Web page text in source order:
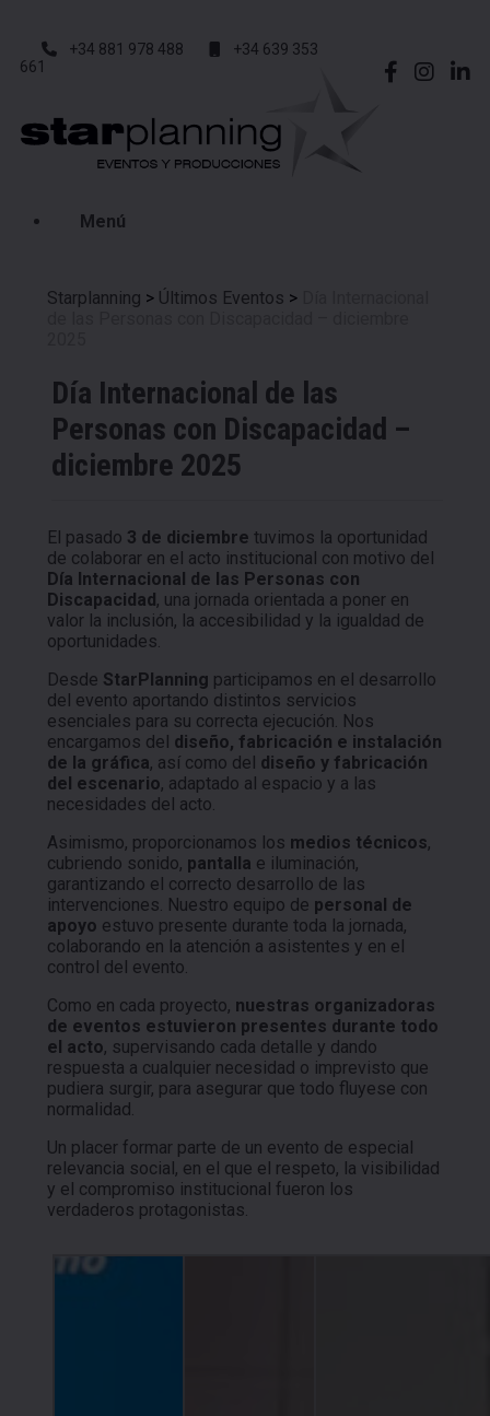
+34 881 978 488
+34 639 353
661
Menú
Starplanning > Últimos Eventos >
Día Internacional de las
Personas con Discapacidad –
diciembre 2025
El pasado 3 de diciembre tuvimos la oportunidad
de colaborar en el acto institucional con motivo del
Día Internacional de las Personas con
Discapacidad, una jornada orientada a poner en
valor la inclusión, la accesibilidad y la igualdad de
oportunidades.
Desde StarPlanning participamos en el desarrollo
del evento aportando distintos servicios
esenciales para su correcta ejecución. Nos
encargamos del diseño, fabricación e instalación
de la gráfica, así como del diseño y fabricación
del escenario, adaptado al espacio y a las
necesidades del acto.
Asimismo, proporcionamos los medios técnicos,
cubriendo sonido, pantalla e iluminación,
garantizando el correcto desarrollo de las
intervenciones. Nuestro equipo de personal de
apoyo estuvo presente durante toda la jornada,
colaborando en la atención a asistentes y en el
control del evento.
Como en cada proyecto, nuestras organizadoras
de eventos estuvieron presentes durante todo
el acto, supervisando cada detalle y dando
respuesta a cualquier necesidad o imprevisto que
pudiera surgir, para asegurar que todo fluyese con
normalidad.
Un placer formar parte de un evento de especial
relevancia social, en el que el respeto, la visibilidad
y el compromiso institucional fueron los
verdaderos protagonistas.